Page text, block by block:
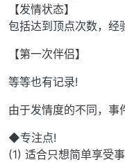
【发情状态】
包括达到顶点次数，经
【第一次伴侣】
等等也有记录!
由于发情度的不同，事
◆专注点!
(1) 适合只想简单享受